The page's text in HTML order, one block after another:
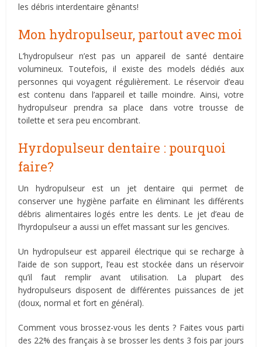
les débris interdentaire gênants!
Mon hydropulseur, partout avec moi
L’hydropulseur n’est pas un appareil de santé dentaire
volumineux. Toutefois, il existe des models dédiés aux
personnes qui voyagent régulièrement. Le réservoir d’eau
est contenu dans l’appareil et taille moindre. Ainsi, votre
hydropulseur prendra sa place dans votre trousse de
toilette et sera peu encombrant.
Hyrdopulseur dentaire : pourquoi
faire?
Un hydropulseur est un jet dentaire qui permet de
conserver une hygiène parfaite en éliminant les différents
débris alimentaires logés entre les dents. Le jet d’eau de
l’hyrdopulseur a aussi un effet massant sur les gencives.
Un hydropulseur est appareil électrique qui se recharge à
l’aide de son support, l’eau est stockée dans un réservoir
qu’il faut remplir avant utilisation. La plupart des
hydropulseurs disposent de différentes puissances de jet
(doux, normal et fort en général).
Comment vous brossez-vous les dents ? Faites vous parti
des 22% des français à se brosser les dents 3 fois par jours